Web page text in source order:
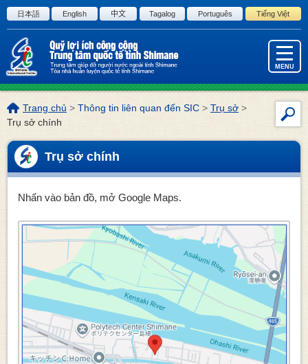
Đi đến văn bản bản của trang này
日本語 English 中文 Tagalog Português Tiếng Việt
MENU
Tìm
Vị
trí
trang
này:
Trang chủ >Thông tin liên quan đến SIC>Trụ sở>
Trụ sở chính
Trụ sở chính
Nhấn vào bản đồ, mở Google Maps.